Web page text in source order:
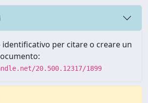
identificativo per citare o creare un
20.500.12317/1899